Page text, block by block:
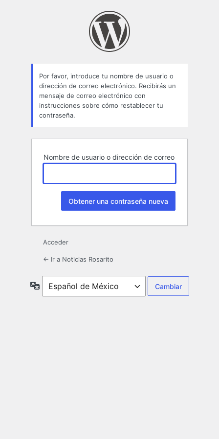
Por favor, introduce tu nombre de usuario o
dirección de correo electrónico. Recibirás un
mensaje de correo electrónico con
instrucciones sobre cómo restablecer tu
contraseña.
Nombre de usuario o dirección de correo
Acceder
← Ir a Noticias Rosarito
Idioma